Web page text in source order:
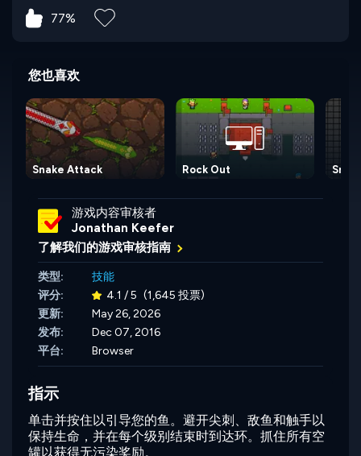
77%
您也喜欢
Rock Out
Snake Attack
游戏内容审核者
Jonathan Keefer
了解我们的游戏审核指南
类型:
技能
评分:
4.1 / 5 (1,645 投票)
更新:
May 26, 2026
发布:
Dec 07, 2016
平台:
Browser
指示
单击并按住以引导您的鱼。避开尖刺、敌鱼和触手以
保持生命，并在每个级别结束时到达环。抓住所有空
罐以获得无污染奖励。